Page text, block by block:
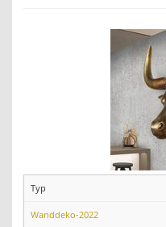
Typ
Wanddeko-2022